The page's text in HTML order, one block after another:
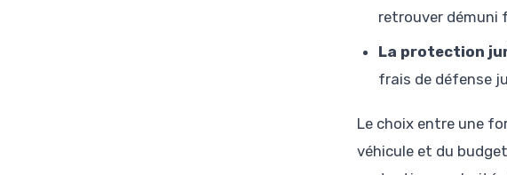
retrouver démuni
La protection
frais de défense
Le choix entre une
véhicule et du